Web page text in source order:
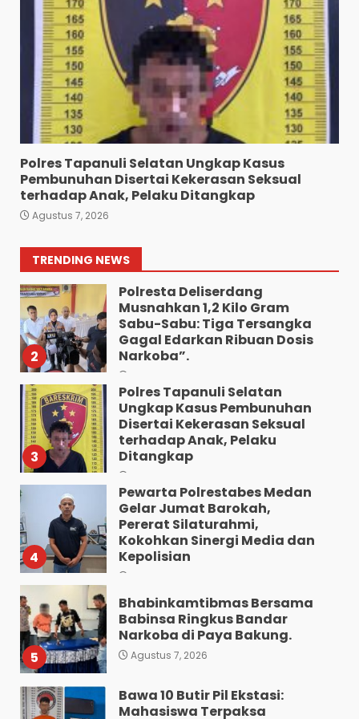
Polres Tapanuli Selatan Ungkap Kasus
Pembunuhan Disertai Kekerasan Seksual
terhadap Anak, Pelaku Ditangkap
Agustus 7, 2026
TRENDING NEWS
Agustus 5, 2026
Pengedar 18 Butir Pil Ekstasi
Meringkuk Dibalik Jeruji Besi
Polres Pematang Siantar
Agustus 5, 2026
1
Wujud Pelayanan Prima:
Kapolsek Pancurbatu
Kompol Junaidi SH Atur Lalin
Dan Seberangkan Pejalan
2
Polresta Deliserdang
Musnahkan 1,2 Kilo Gram
Gagal Edarkan Ribuan Dosis
Narkoba”.
Agustus 7, 2026
3
Polres Tapanuli Selatan
Ungkap Kasus Pembunuhan
terhadap Anak, Pelaku
Ditangkap
Agustus 7, 2026
Pewarta Polrestabes Medan
Gelar Jumat Barokah,
Kokohkan Sinergi Media dan
Kepolisian
Agustus 7, 2026
5
Bhabinkamtibmas Bersama
Babinsa Ringkus Bandar
Agustus 7, 2026
6
Bawa 10 Butir Pil Ekstasi:
Mahasiswa Terpaksa
Polres Pematang Siantar.